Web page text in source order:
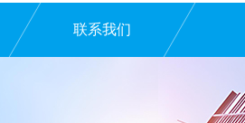
联系我们